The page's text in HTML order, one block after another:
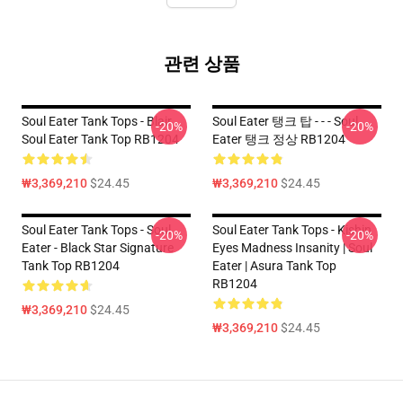
관련 상품
Soul Eater Tank Tops - Blair
Soul Eater Tank Top RB1204
₩3,369,210$24.45
-20%
Soul Eater 탱크 탑 - - - Soul
Eater 탱크 정상 RB1204
₩3,369,210$24.45
-20%
Soul Eater Tank Tops - Soul
Eater - Black Star Signature
Tank Top RB1204
₩3,369,210$24.45
-20%
Soul Eater Tank Tops - Kishin
Eyes Madness Insanity | Soul
Eater | Asura Tank Top
RB1204
₩3,369,210$24.45
-20%